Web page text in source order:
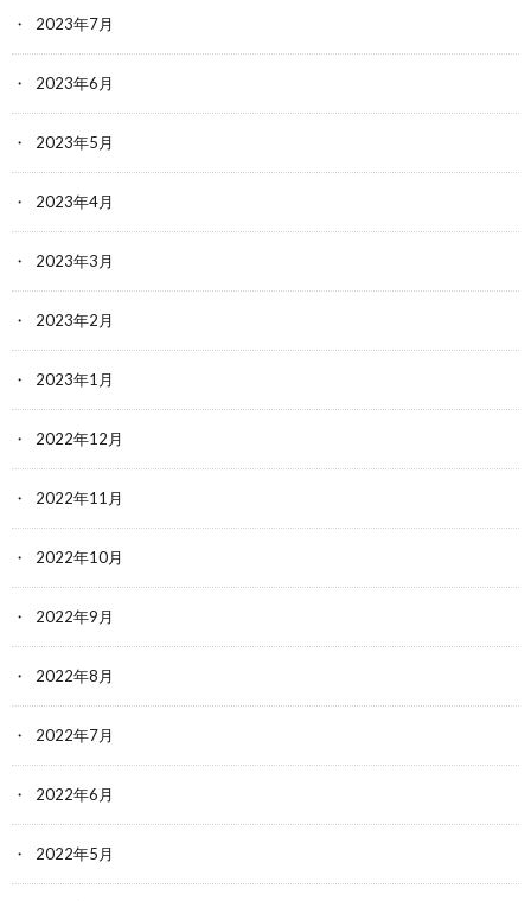
2023年7月
2023年6月
2023年5月
2023年4月
2023年3月
2023年2月
2023年1月
2022年12月
2022年11月
2022年10月
2022年9月
2022年8月
2022年7月
2022年6月
2022年5月